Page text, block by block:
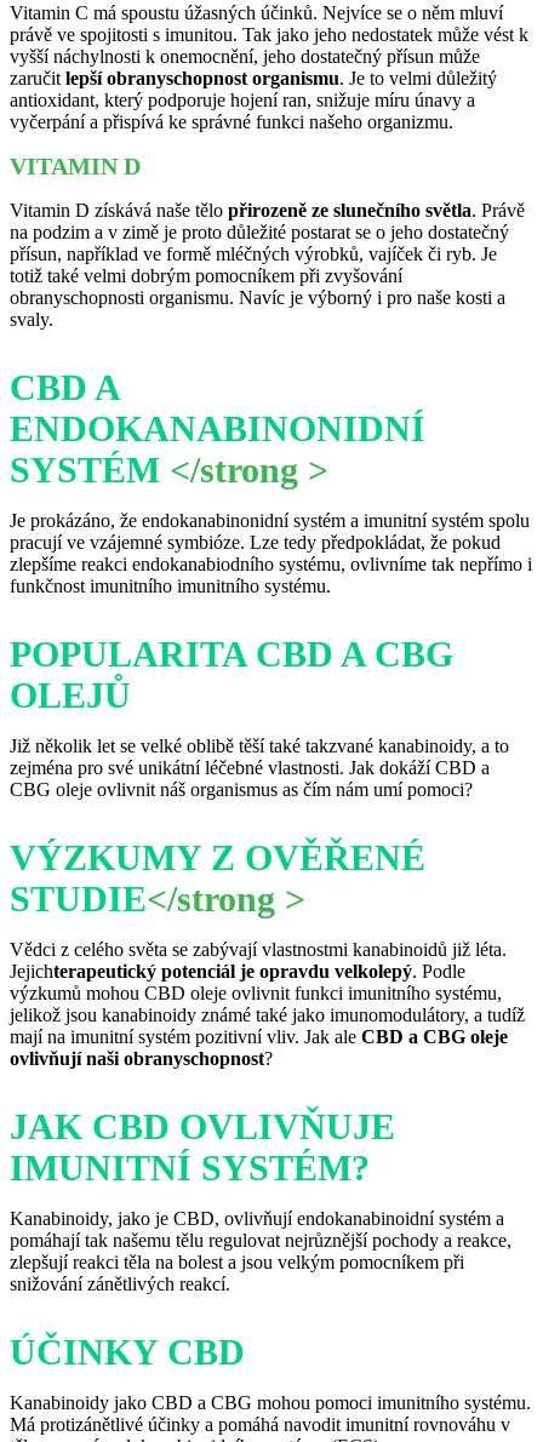
Vitamin C má spoustu úžasných účinků. Nejvíce se o něm mluví
právě ve spojitosti s imunitou. Tak jako jeho nedostatek může vést k
vyšší náchylnosti k onemocnění, jeho dostatečný přísun může
zaručit lepší obranyschopnost organismu. Je to velmi důležitý
antioxidant, který podporuje hojení ran, snižuje míru únavy a
vyčerpání a přispívá ke správné funkci našeho organizmu.
VITAMIN D
Vitamin D získává naše tělo přirozeně ze slunečního světla. Právě
na podzim a v zimě je proto důležité postarat se o jeho dostatečný
přísun, například ve formě mléčných výrobků, vajíček či ryb. Je
totiž také velmi dobrým pomocníkem při zvyšování
obranyschopnosti organismu. Navíc je výborný i pro naše kosti a
svaly.
CBD A
ENDOKANABINONIDNÍ
SYSTÉM </strong >
Je prokázáno, že endokanabinonidní systém a imunitní systém spolu
pracují ve vzájemné symbióze. Lze tedy předpokládat, že pokud
zlepšíme reakci endokanabiodního systému, ovlivníme tak nepřímo i
funkčnost imunitního imunitního systému.
POPULARITA CBD A CBG
OLEJŮ
Již několik let se velké oblibě těší také takzvané kanabinoidy, a to
zejména pro své unikátní léčebné vlastnosti. Jak dokáží CBD a
CBG oleje ovlivnit náš organismus as čím nám umí pomoci?
VÝZKUMY Z OVĚŘENÉ
STUDIE</strong >
Vědci z celého světa se zabývají vlastnostmi kanabinoidů již léta.
Jejichterapeutický potenciál je opravdu velkolepý. Podle
výzkumů mohou CBD oleje ovlivnit funkci imunitního systému,
jelikož jsou kanabinoidy známé také jako imunomodulátory, a tudíž
mají na imunitní systém pozitivní vliv. Jak ale CBD a CBG oleje
ovlivňují naši obranyschopnost?
JAK CBD OVLIVŇUJE
IMUNITNÍ SYSTÉM?
Kanabinoidy, jako je CBD, ovlivňují endokanabinoidní systém a
pomáhají tak našemu tělu regulovat nejrůznější pochody a reakce,
zlepšují reakci těla na bolest a jsou velkým pomocníkem při
snižování zánětlivých reakcí.
ÚČINKY CBD
Kanabinoidy jako CBD a CBG mohou pomoci imunitního systému.
Má protizánětlivé účinky a pomáhá navodit imunitní rovnováhu v